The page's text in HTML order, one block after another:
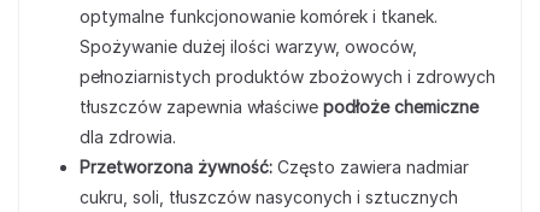
optymalne funkcjonowanie komórek i tkanek.
Spożywanie dużej ilości warzyw, owoców,
pełnoziarnistych produktów zbożowych i zdrowych
tłuszczów zapewnia właściwe podłoże chemiczne
dla zdrowia.
Przetworzona żywność: Często zawiera nadmiar
cukru, soli, tłuszczów nasyconych i sztucznych